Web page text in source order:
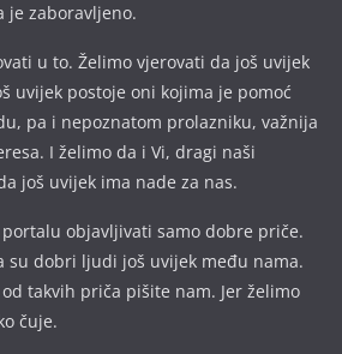
je zaboravljeno.
u to. Želimo vjerovati da još uvijek
uvijek postoje oni kojima je pomoć
pa i nepoznatom prolazniku, važnija
I želimo da i Vi, dragi naši
još uvijek ima nade za nas.
objavljivati samo dobre priče.
su dobri ljudi još uvijek među nama.
takvih priča pišite nam. Jer želimo
čuje.